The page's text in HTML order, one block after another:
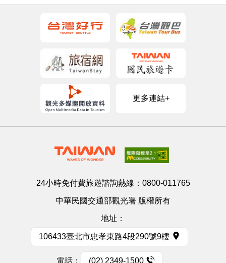
更多連結+
24小時免付費旅遊諮詢熱線： 0800-011765
中華民國交通部觀光署 版權所有
地址：
106433臺北市忠孝東路4段290號9樓
電話： (02) 2349-1500